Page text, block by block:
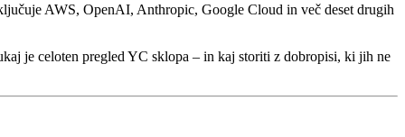
AWS, OpenAI, Anthropic, Google Cloud in več deset drugih
je celoten pregled YC sklopa – in kaj storiti z dobropisi, ki jih ne